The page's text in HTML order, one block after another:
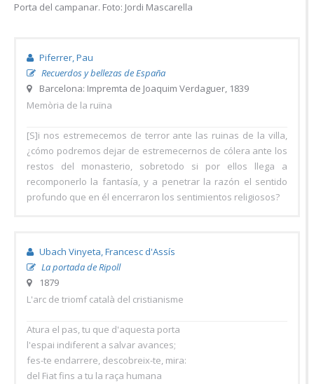
Porta del campanar. Foto: Jordi Mascarella
Piferrer, Pau
Recuerdos y bellezas de España
Barcelona: Impremta de Joaquim Verdaguer, 1839
Memòria de la ruïna
[S]i nos estremecemos de terror ante las ruinas de la villa,
¿cómo podremos dejar de estremecernos de cólera ante los
restos del monasterio, sobretodo si por ellos llega a
recomponerlo la fantasía, y a penetrar la razón el sentido
profundo que en él encerraron los sentimientos religiosos?
Ubach Vinyeta, Francesc d'Assís
La portada de Ripoll
1879
L'arc de triomf català del cristianisme
Atura el pas, tu que d'aquesta porta
l'espai indiferent a salvar avances;
fes-te endarrere, descobreix-te, mira:
del Fiat fins a tu la raça humana